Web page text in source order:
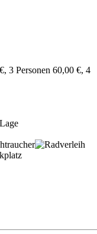
3 Personen 60,00 €, 4